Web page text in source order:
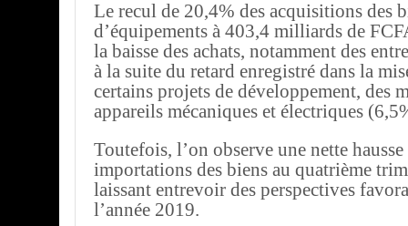
Le recul de 20,4% des acquisitions des
d’équipements à 403,4 milliards de
la baisse des achats, notamment des
à la suite du retard enregistré dans la
certains projets de développement, des
appareils mécaniques et électriques
Toutefois, l’on observe une nette
importations des biens au quatrième
laissant entrevoir des perspectives
l’année 2019.